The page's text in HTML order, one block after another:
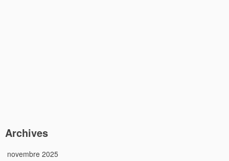
Archives
novembre 2025